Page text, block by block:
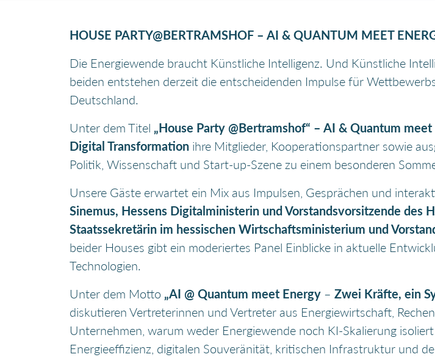
HOUSE PARTY@BERTRAMSHOF – AI & QUANTUM MEET
Die Energiewende braucht Künstliche Intelligenz. Und Künstliche
beiden entstehen derzeit die entscheidenden Impulse für
Deutschland.
Unter dem Titel „House Party @Bertramshof“ – AI & Quantum meet
Digital Transformation ihre Mitglieder, Kooperationspartner sowie
Politik, Wissenschaft und Start-up-Szene zu einem besonderen
Unsere Gäste erwartet ein Mix aus Impulsen, Gesprächen und
Sinemus, Hessens Digitalministerin und Vorstandsvorsitzende des
Staatssekretärin im hessischen Wirtschaftsministerium und
beider Houses gibt ein moderiertes Panel Einblicke in aktuelle
Technologien.
Unter dem Motto „AI @ Quantum meet Energy – Zwei Kräfte, ein
diskutieren Vertreterinnen und Vertreter aus Energiewirtschaft,
Unternehmen, warum weder Energiewende noch KI-Skalierung
Energieeffizienz, digitalen Souveränität, kritischen Infrastruktur und